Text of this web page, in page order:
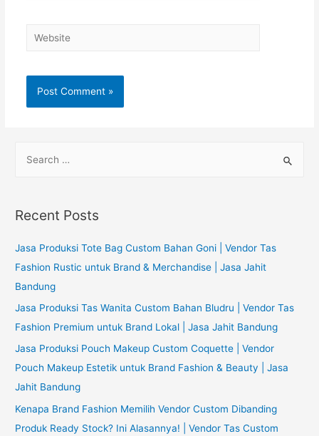
Website
r
h
f
o
:
Recent Posts
Jasa Produksi Tote Bag Custom Bahan Goni | Vendor Tas
Fashion Rustic untuk Brand & Merchandise | Jasa Jahit
Bandung
Jasa Produksi Tas Wanita Custom Bahan Bludru | Vendor Tas
Fashion Premium untuk Brand Lokal | Jasa Jahit Bandung
Jasa Produksi Pouch Makeup Custom Coquette | Vendor
Pouch Makeup Estetik untuk Brand Fashion & Beauty | Jasa
Jahit Bandung
Kenapa Brand Fashion Memilih Vendor Custom Dibanding
Produk Ready Stock? Ini Alasannya! | Vendor Tas Custom